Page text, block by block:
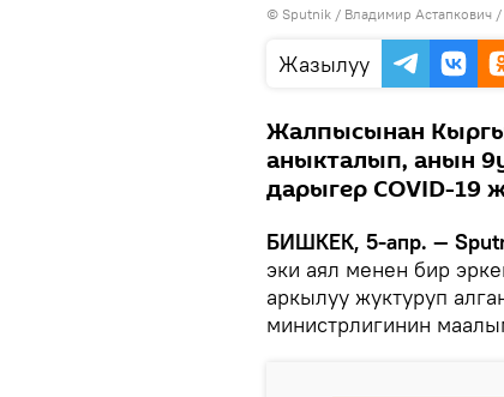
© Sputnik / Владимир Астапкович /
Жазылуу
Жалпысынан
аныкталып, анын
дарыгер COVID-19
БИШКЕК, 5-апр. —
эки аял менен бир
аркылуу жуктуруп
министрлигинин